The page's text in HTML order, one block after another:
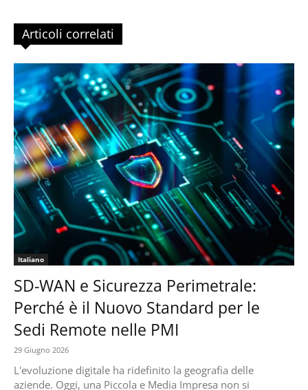
Articoli correlati
Italiano
SD-WAN e Sicurezza Perimetrale:
Perché è il Nuovo Standard per le
Sedi Remote nelle PMI
29 Giugno 2026
L'evoluzione digitale ha ridefinito la geografia delle
aziende. Oggi, una Piccola e Media Impresa non si